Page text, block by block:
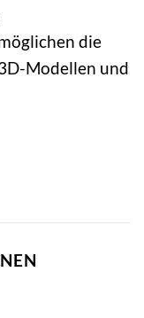
die
Modellen und